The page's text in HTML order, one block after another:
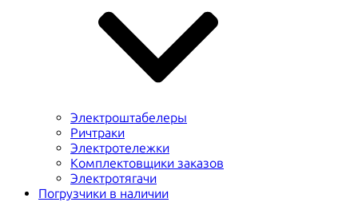
Электроштабелеры
Ричтраки
Электротележки
Комплектовщики заказов
Электротягачи
Погрузчики в наличии